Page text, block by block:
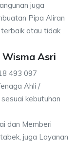
juga
Pipa Aliran
atau tidak
Asri
493 097
Ahli /
kebutuhan
dan Memberi
juga Layanan